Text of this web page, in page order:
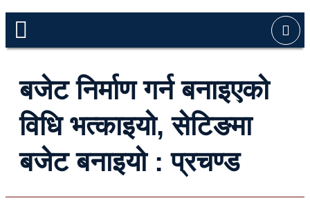
बजेट निर्माण गर्न बनाइएको
विधि भत्काइयो, सेटिङमा
बजेट बनाइयो : प्रचण्ड